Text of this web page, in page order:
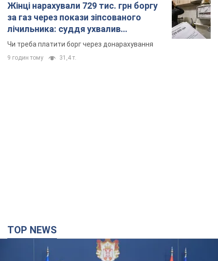
Жінці нарахували 729 тис. грн боргу
за газ через покази зіпсованого
лічильника: суддя ухвалив
неочікуване рішення
Чи треба платити борг через донарахування
9 годин тому 31,4 т.
TOP NEWS